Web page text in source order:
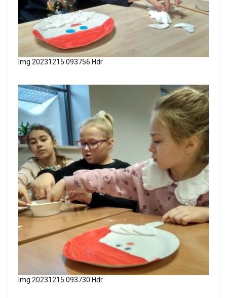
Img 20231215 093756 Hdr
Img 20231215 093730 Hdr